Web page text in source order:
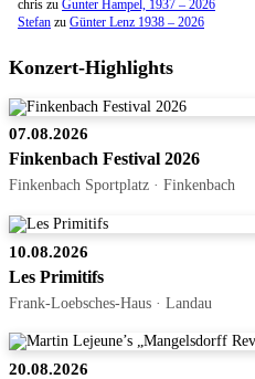
chris zu Gunter Hampel, 1937 – 2026
Stefan zu Günter Lenz 1938 – 2026
Konzert-Highlights
07.08.2026
Finkenbach Festival 2026
Finkenbach Sportplatz · Finkenbach
10.08.2026
Les Primitifs
Frank-Loebsches-Haus · Landau
20.08.2026